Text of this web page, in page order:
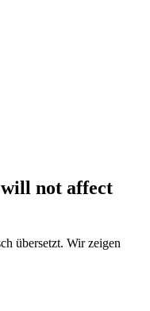
not affect
übersetzt. Wir zeigen